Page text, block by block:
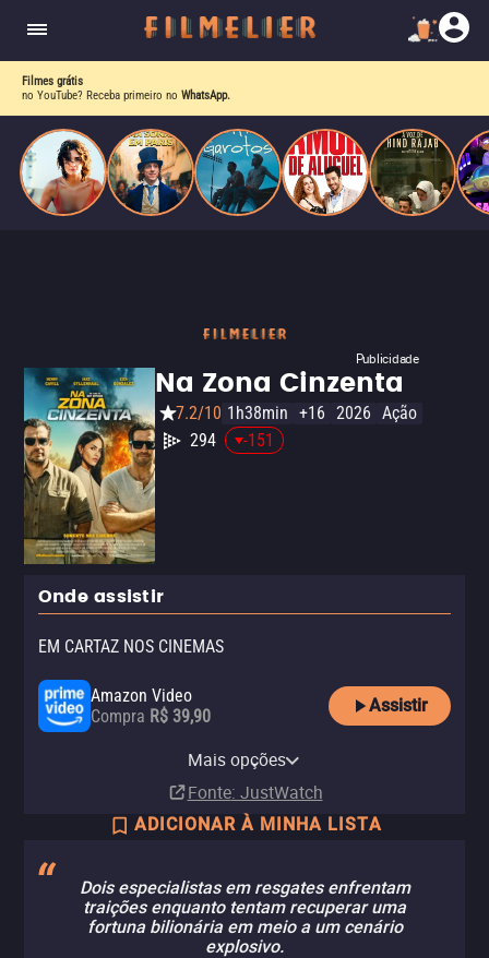
Filmes grátis
no YouTube? Receba primeiro no WhatsApp.
Publicidade
Na Zona Cinzenta
7.2/10 1h38min +16 2026 Ação
294
-151
Onde assistir
EM CARTAZ NOS CINEMAS
Amazon Video
Compra R$ 39,90
Assistir
R$ 14,90
Nos cinemasMais opções
Fonte: JustWatch
ADICIONAR À MINHA LISTA
Dois especialistas em resgates enfrentam
traições enquanto tentam recuperar uma
fortuna bilionária em meio a um cenário
explosivo.
escrevia e a vida real começa a desaparecer.